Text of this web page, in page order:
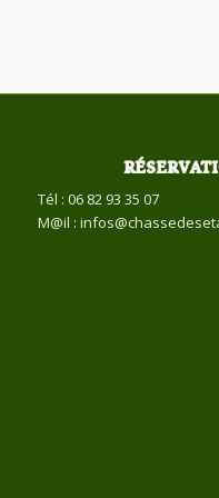
Tél : 06 82 93 35 07
M@il :